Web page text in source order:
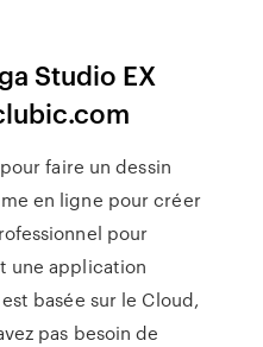
Studio EX
faire un dessin
en ligne pour créer
pour
une application
basée sur le Cloud,
pas besoin de